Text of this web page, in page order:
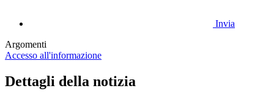
Invia
Argomenti
Accesso all'informazione
Dettagli della notizia